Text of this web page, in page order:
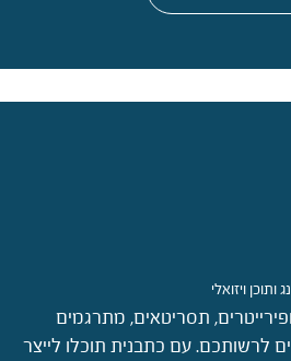
ותוכן ויזואלי
תסריטאים, מתרגמים
לרשותכם. עם כתבנית תוכלו לייצר